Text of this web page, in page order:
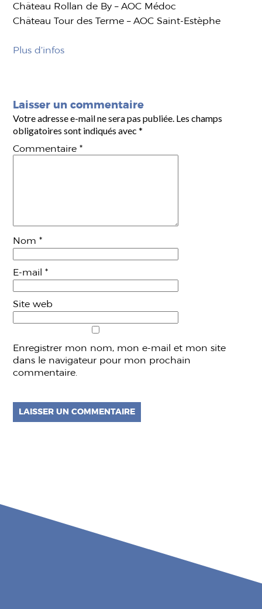
Château Rollan de By – AOC Médoc
Château Tour des Terme – AOC Saint-Estèphe
Plus d’infos
Laisser un commentaire
Votre adresse e-mail ne sera pas publiée. Les champs
obligatoires sont indiqués avec*
Commentaire*
Nom*
E-mail*
Site web
Enregistrer mon nom, mon e-mail et mon site
dans le navigateur pour mon prochain
commentaire.